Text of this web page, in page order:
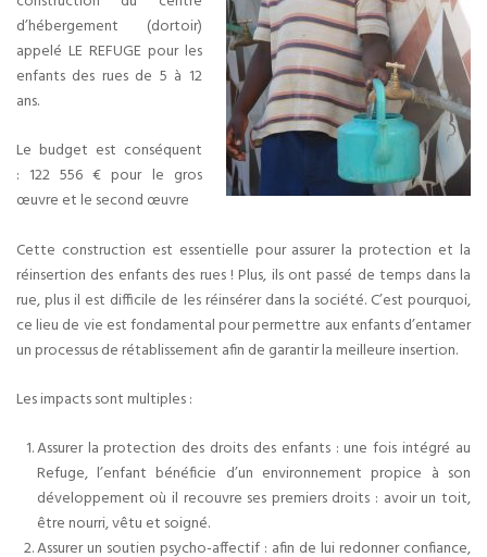
d’hébergement (dortoir)
appelé LE REFUGE pour les
enfants des rues de 5 à 12
ans.
Le budget est conséquent
: 122 556 € pour le gros
œuvre et le second œuvre
Cette construction est essentielle pour assurer la protection et la
réinsertion des enfants des rues ! Plus, ils ont passé de temps dans la
rue, plus il est difficile de les réinsérer dans la société. C’est pourquoi,
ce lieu de vie est fondamental pour permettre aux enfants d’entamer
un processus de rétablissement afin de garantir la meilleure insertion.
Les impacts sont multiples :
Assurer la protection des droits des enfants : une fois intégré au
Refuge, l’enfant bénéficie d’un environnement propice à son
développement où il recouvre ses premiers droits : avoir un toit,
être nourri, vêtu et soigné.
Assurer un soutien psycho-affectif : afin de lui redonner confiance,